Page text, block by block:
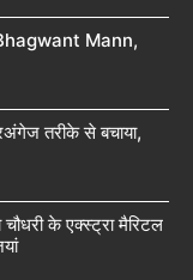
Bhagwant Mann,
तरीके से बचाया,
के एक्स्ट्रा मैरिटल